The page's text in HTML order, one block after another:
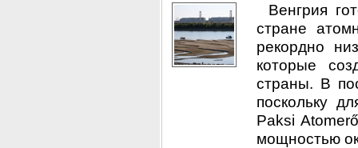
Венгрия
стране
рекордно
которые
страны. В
поскольку
Paksi
мощностью